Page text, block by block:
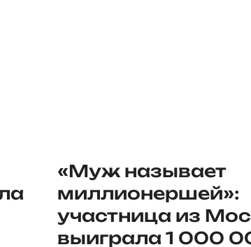
«Муж называет
миллионершей»:
участница из
выиграла 1 000